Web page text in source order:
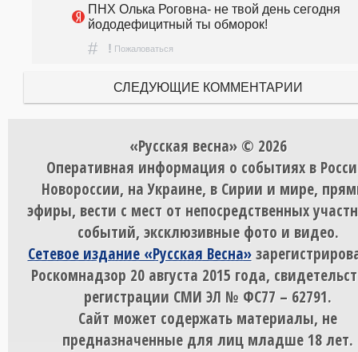
ПНХ Олька Роговна- не твой день сегодня
йододефицитный ты обморок!
# ! Пожаловаться
СЛЕДУЮЩИЕ КОММЕНТАРИИ
«Русская весна» © 2026
Оперативная информация о событиях в
Новороссии, на Украине, в Сирии и мире,
эфиры, вести с мест от непосредственных
событий, эксклюзивные фото и видео.
Сетевое издание «Русская Весна»
Роскомнадзор 20 августа 2015 года,
регистрации СМИ ЭЛ № ФС77 – 62791.
Сайт может содержать материалы, не
предназначенные для лиц младше 18 лет.